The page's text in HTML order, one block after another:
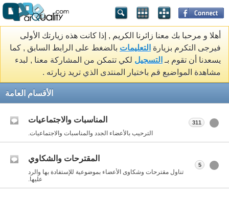
أهلا و مرحبا بك معنا زائرنا الكريم , إذا كانت هذه زيارتك الأولى
فيرجى التكرم بزيارة التعليمات بالضغط على الرابط السابق , كما
يسعدنا أن تقوم بـ التسجيل لكي تتمكن من المشاركة معنا , لبدء
مشاهدة المواضيع قم باختيار المنتدى الذي تريد زيارته .
الأقسام العامة
المناسبات والاجتماعيات
الترحيب بالأعضاء الجدد والمناسبات والاجتماعيات.
311
المقترحات والشكاوي
تناول مقترحات وشكاوى الأعضاء بموضوعية للإستفادة بها والرد
عليها.
5